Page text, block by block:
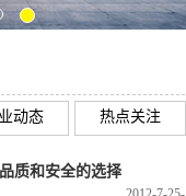
动态 热点关注
质和安全的选择